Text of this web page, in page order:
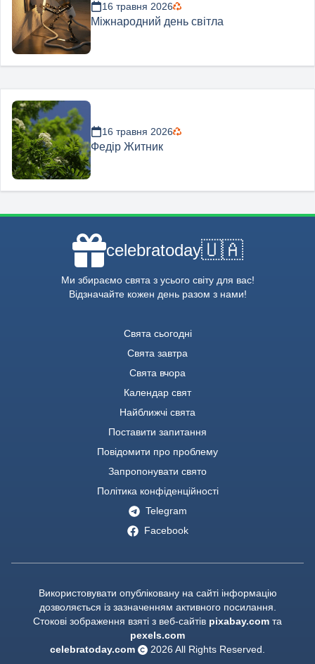
16 травня 2026
Міжнародний день світла
16 травня 2026
Федір Житник
celebratoday🇺🇦
Ми збираємо свята з усього світу для вас!
Відзначайте кожен день разом з нами!
Свята сьогодні
Свята завтра
Свята вчора
Календар свят
Найближчі свята
Поставити запитання
Повідомити про проблему
Запропонувати свято
Політика конфіденційності
Telegram
Facebook
Використовувати опубліковану на сайті інформацію
дозволяється із зазначенням активного посилання.
Стокові зображення взяті з веб-сайтів pixabay.com та
pexels.com
celebratoday.com
2026 All Rights Reserved.